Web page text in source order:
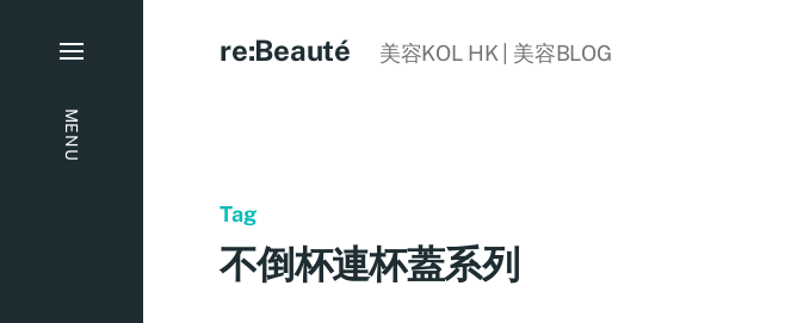
MENU
re:Beauté 美容KOL HK | 美容BLOG
Tag
不倒杯連杯蓋系列